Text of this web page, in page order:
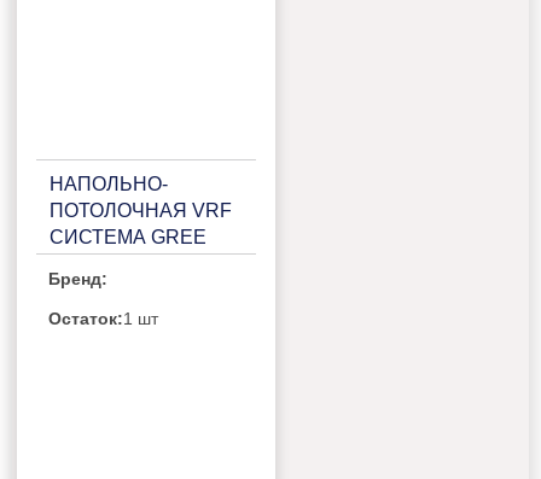
НАПОЛЬНО-
ПОТОЛОЧНАЯ VRF
СИСТЕМА GREE
Бренд:
Остаток:1 шт